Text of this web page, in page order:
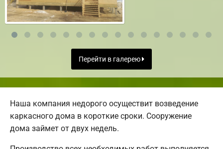
Перейти в галерею
Наша компания недорого осуществит возведение
каркасного дома в короткие сроки. Сооружение
дома займет от двух недель.